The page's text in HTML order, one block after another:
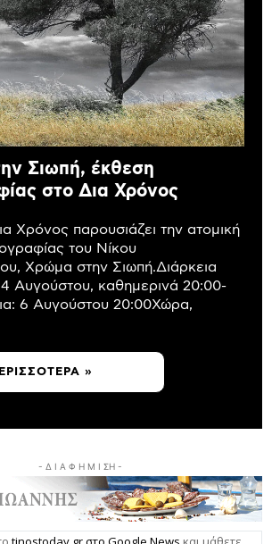
Σιωπή, έκθεση
στο Δια Χρόνος
Χρόνος παρουσιάζει την ατομική
του Νίκου
Χρώμα στην Σιωπή.Διάρκεια
Αυγούστου, καθημερινά 20:00-
6 Αυγούστου 20:00Χώρα,
»
- Δ Ι Α Φ Η Μ Ι ΣΗ -